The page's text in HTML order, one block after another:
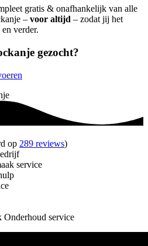
gratis & onafhankelijk van alle
– voor altijd – zodat jij het
verder.
gezocht?
op 289 reviews)